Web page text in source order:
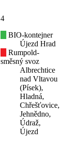
4
BIO-kontejner
Újezd Hrad
Rumpold-
směsný svoz
Albrechtice
nad Vltavou
(Písek),
Hladná,
Chřešťovice,
Jehnědno,
Údraž,
Újezd